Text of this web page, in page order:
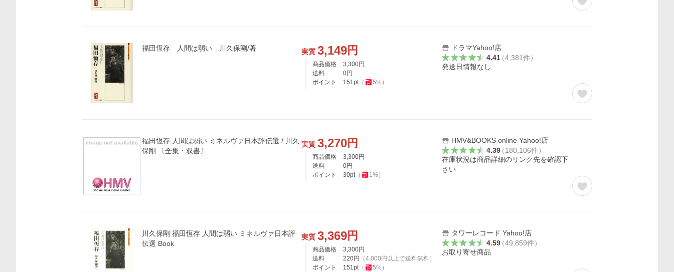
福田恆存 人間は弱い 川久保剛/著 実質 3,149円
商品価格 3,300円
送料
0円
ポイント
151pt（ 5%）
ドラマYahoo!店
4.41（4,381件）
発送日情報なし
福田恆存 人間は弱い ミネルヴァ日本評伝選 / 川久
保剛 〔全集・双書〕
実質 3,270円
商品価格 3,300円
送料
0円
ポイント
30pt（ 1%）
HMV&BOOKS online Yahoo!店
4.39（180,106件）
在庫状況は商品詳細のリンク先を確認下
さい
川久保剛 福田恆存 人間は弱い ミネルヴァ日本評
伝選 Book
実質 3,369円
商品価格 3,300円
送料
220円 （4,000 円以上で送料無料）
ポイント
151pt（ 5%）
タワーレコード Yahoo!店
4.59（49,859件）
お取り寄せ商品